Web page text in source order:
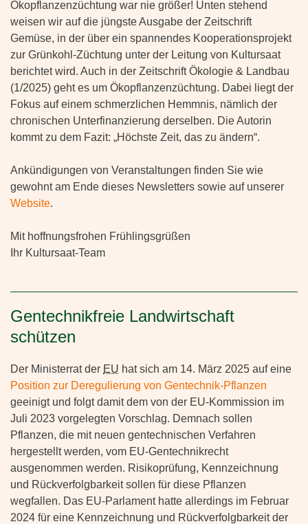
Ökopflanzenzüchtung war nie größer! Unten stehend
weisen wir auf die jüngste Ausgabe der Zeitschrift
Gemüse, in der über ein spannendes Kooperationsprojekt
zur Grünkohl-Züchtung unter der Leitung von Kultursaat
berichtet wird. Auch in der Zeitschrift Ökologie & Landbau
(1/2025) geht es um Ökopflanzenzüchtung. Dabei liegt der
Fokus auf einem schmerzlichen Hemmnis, nämlich der
chronischen Unterfinanzierung derselben. Die Autorin
kommt zu dem Fazit: „Höchste Zeit, das zu ändern“.
Ankündigungen von Veranstaltungen finden Sie wie
gewohnt am Ende dieses Newsletters sowie auf unserer
Website.
Mit hoffnungsfrohen Frühlingsgrüßen
Ihr Kultursaat-Team
Gentechnikfreie Landwirtschaft
schützen
Der Ministerrat der EU hat sich am 14. März 2025 auf eine
Position zur Deregulierung von Gentechnik-Pflanzen
geeinigt und folgt damit dem von der EU-Kommission im
Juli 2023 vorgelegten Vorschlag. Demnach sollen
Pflanzen, die mit neuen gentechnischen Verfahren
hergestellt werden, vom EU-Gentechnikrecht
ausgenommen werden. Risikoprüfung, Kennzeichnung
und Rückverfolgbarkeit sollen für diese Pflanzen
wegfallen. Das EU-Parlament hatte allerdings im Februar
2024 für eine Kennzeichnung und Rückverfolgbarkeit der